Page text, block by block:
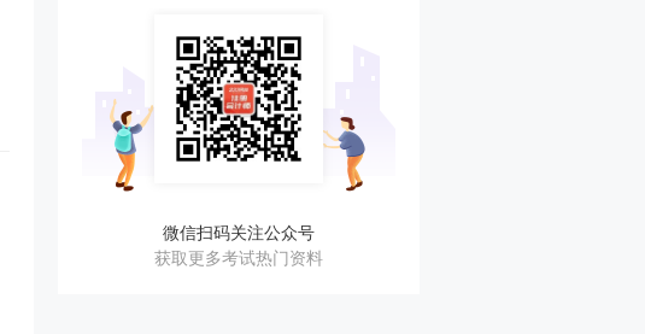
微信扫码关注公众号
获取更多考试热门资料